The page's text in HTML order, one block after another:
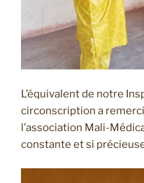
L’équivalent de notre
circonscription a
l’association Mali-
constante et si